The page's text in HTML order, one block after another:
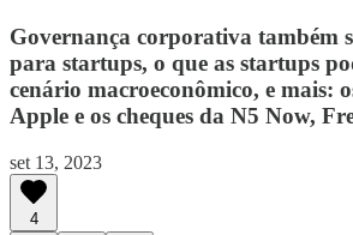
Governança corporativa também
para startups, o que as startups
cenário macroeconômico, e mais:
Apple e os cheques da N5 Now,
set 13, 2023
4